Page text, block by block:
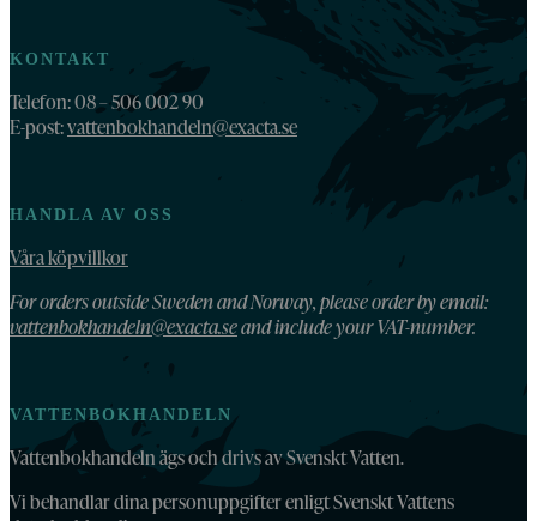
KONTAKT
Telefon: 08 – 506 002 90
E-post:vattenbokhandeln@exacta.se
HANDLA AV OSS
Våra köpvillkor
For orders outside Sweden and Norway, please order by email:
vattenbokhandeln@exacta.seand include your VAT-number.
VATTENBOKHANDELN
Vattenbokhandeln ägs och drivs av Svenskt Vatten.
Vi behandlar dina personuppgifter enligt Svenskt Vattens